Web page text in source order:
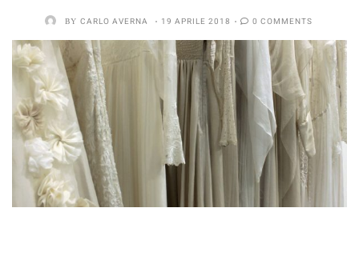
BY CARLO AVERNA 19 APRILE 2018 0 COMMENTS